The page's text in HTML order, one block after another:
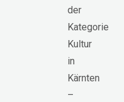
der
Kategorie
Kultur
in
Kärnten
–